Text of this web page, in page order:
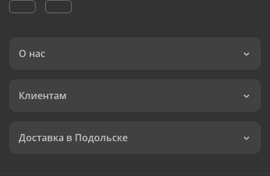
О нас
Клиентам
Доставка в Подольске